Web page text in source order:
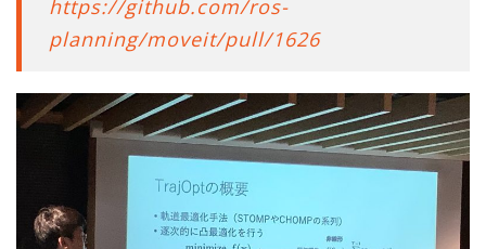
https://github.com/ros-
planning/moveit/pull/1626